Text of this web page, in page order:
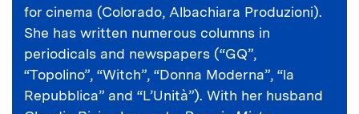
for cinema (Colorado, Albachiara Produzioni).
She has written numerous columns in
periodicals and newspapers (“GQ”,
“Topolino”, “Witch”, “Donna Moderna”, “la
Repubblica” and “L’Unità”). With her husband